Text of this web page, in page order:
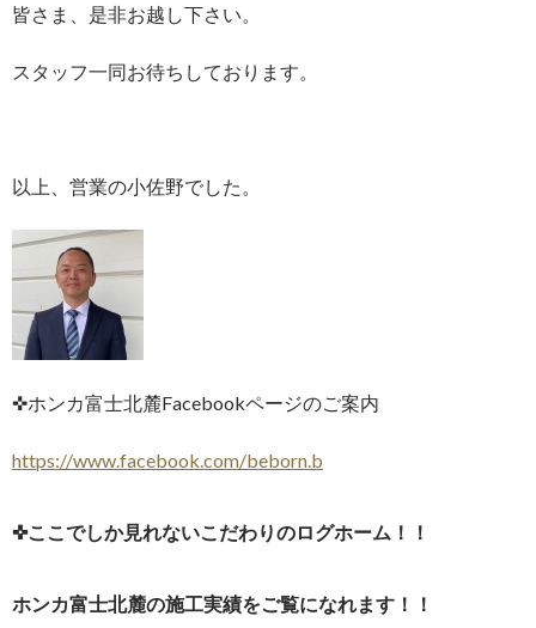
皆さま、是非お越し下さい。
スタッフ一同お待ちしております。
以上、営業の小佐野でした。
✜ホンカ富士北麓Facebookページのご案内
https://www.facebook.com/beborn.b
✜ここでしか見れないこだわりのログホーム！！
ホンカ富士北麓の施工実績をご覧になれます！！